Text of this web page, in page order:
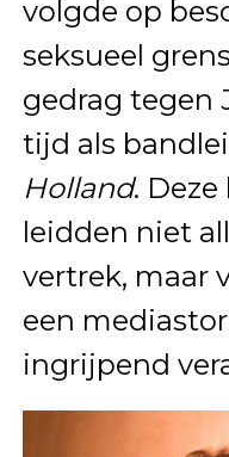
volgde op
seksueel
gedrag tegen
tijd als
Holland.
leidden niet
vertrek, maar
een
ingrijpend